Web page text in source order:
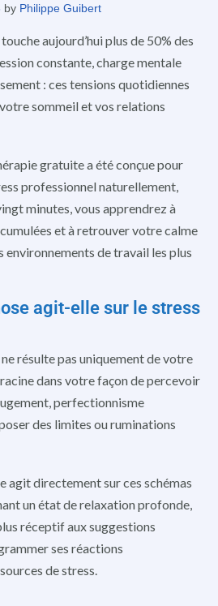
by Philippe Guibert
aujourd’hui plus de 50% des
constante, charge mentale
: ces tensions quotidiennes
sommeil et vos relations
gratuite a été conçue pour
professionnel naturellement,
minutes, vous apprendrez à
et à retrouver votre calme
environnements de travail les plus
agit-elle sur le stress
résulte pas uniquement de votre
dans votre façon de percevoir
perfectionnisme
des limites ou ruminations
agit directement sur ces schémas
un état de relaxation profonde,
réceptif aux suggestions
ses réactions
de stress.